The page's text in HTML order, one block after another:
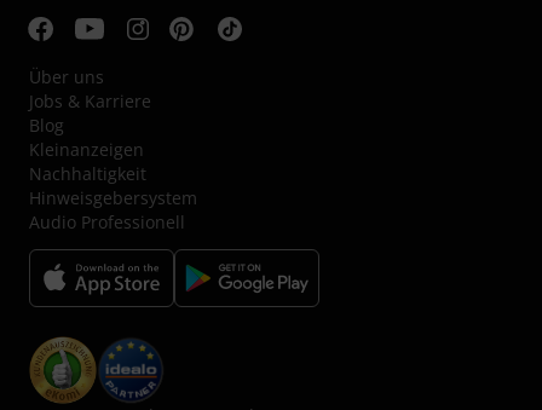
Über uns
Jobs & Karriere
Blog
Kleinanzeigen
Nachhaltigkeit
Hinweisgebersystem
Audio Professionell